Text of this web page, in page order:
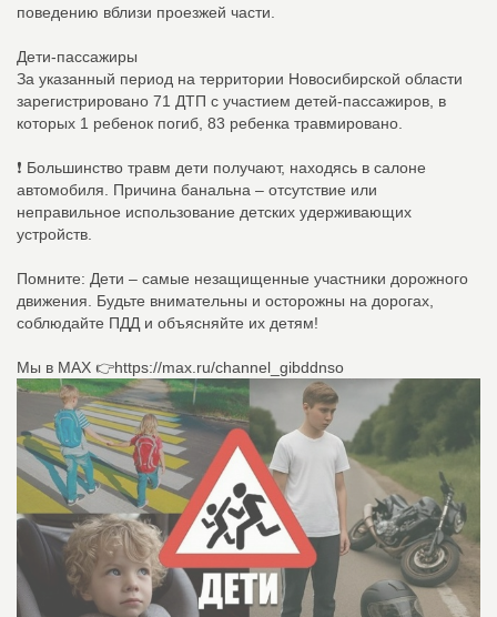
поведению вблизи проезжей части.
Дети-пассажиры
За указанный период на территории Новосибирской области
зарегистрировано 71 ДТП с участием детей-пассажиров, в
которых 1 ребенок погиб, 83 ребенка травмировано.
❗️️ Большинство травм дети получают, находясь в салоне
автомобиля. Причина банальна – отсутствие или
неправильное использование детских удерживающих
устройств.
Помните: Дети – самые незащищенные участники дорожного
движения. Будьте внимательны и осторожны на дорогах,
соблюдайте ПДД и объясняйте их детям!
Мы в МАХ 👉https://max.ru/channel_gibddnso